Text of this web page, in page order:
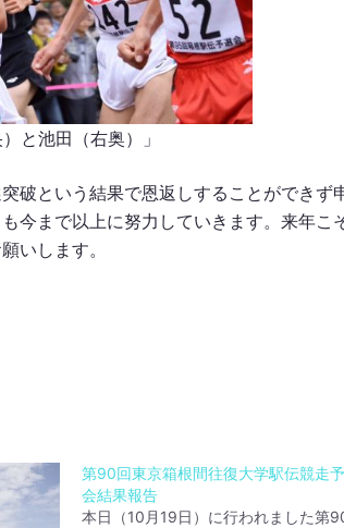
と池田（右奥）」
破という結果で恩返しすることができず
今まで以上に努力していきます。来年こ
いします。
第90回東京箱根間往復大学駅伝競走
会結果報告
本日（10月19日）に行われました第